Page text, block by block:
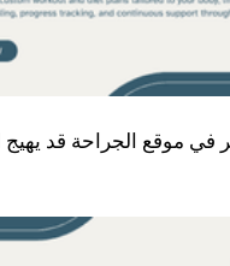
في موقع الجراحة قد يهيج